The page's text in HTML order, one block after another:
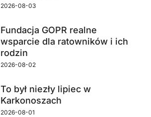
2026-08-03
Fundacja GOPR realne
wsparcie dla ratowników i ich
rodzin
2026-08-02
To był niezły lipiec w
Karkonoszach
2026-08-01